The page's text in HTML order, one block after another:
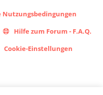
Nutzungsbedingungen
Hilfe zum Forum - F.A.Q.
Cookie-Einstellungen